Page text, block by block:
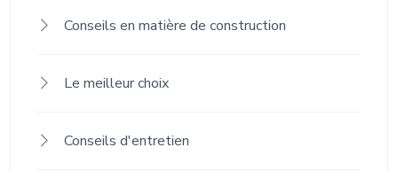
Conseils en matière de construction
Le meilleur choix
Conseils d'entretien